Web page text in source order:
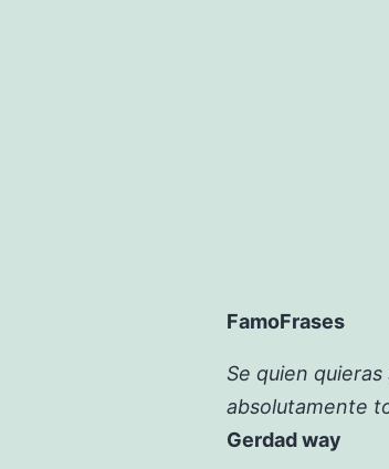
FamoFrases
Se quien
absolutamente
Gerdad way